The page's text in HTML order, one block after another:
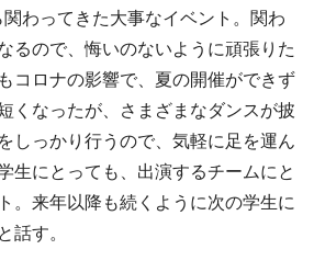
わってきた大事なイベント。関わ
るので、悔いのないように頑張りた
コロナの影響で、夏の開催ができず
くなったが、さまざまなダンスが披
しっかり行うので、気軽に足を運ん
生にとっても、出演するチームにと
。来年以降も続くように次の学生に
話す。